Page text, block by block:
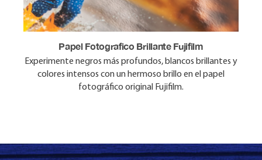
Papel Fotografico Mate Fujifilm
Disfrute de colores vibrantes en el papel fotográfico
original Fujifilm, sin el brillo. La reproducción del color es
precisa y de aspecto natural.
Papel Fotografico Brillante Fujifilm
Experimente negros más profundos, blancos brillantes y
colores intensos con un hermoso brillo en el papel
fotográfico original Fujifilm.